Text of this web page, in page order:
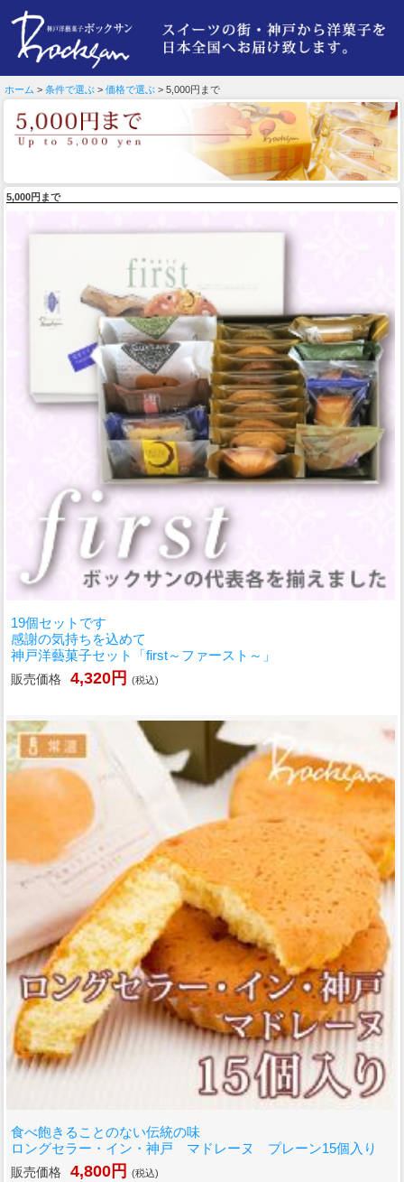
ホーム > 条件で選ぶ > 価格で選ぶ > 5,000円まで
5,000円まで
19個セットです
感謝の気持ちを込めて
神戸洋藝菓子セット「first～ファースト～」
販売価格 4,320円 (税込)
食べ飽きることのない伝統の味
ロングセラー・イン・神戸 マドレーヌ プレーン15個入り
販売価格 4,800円 (税込)